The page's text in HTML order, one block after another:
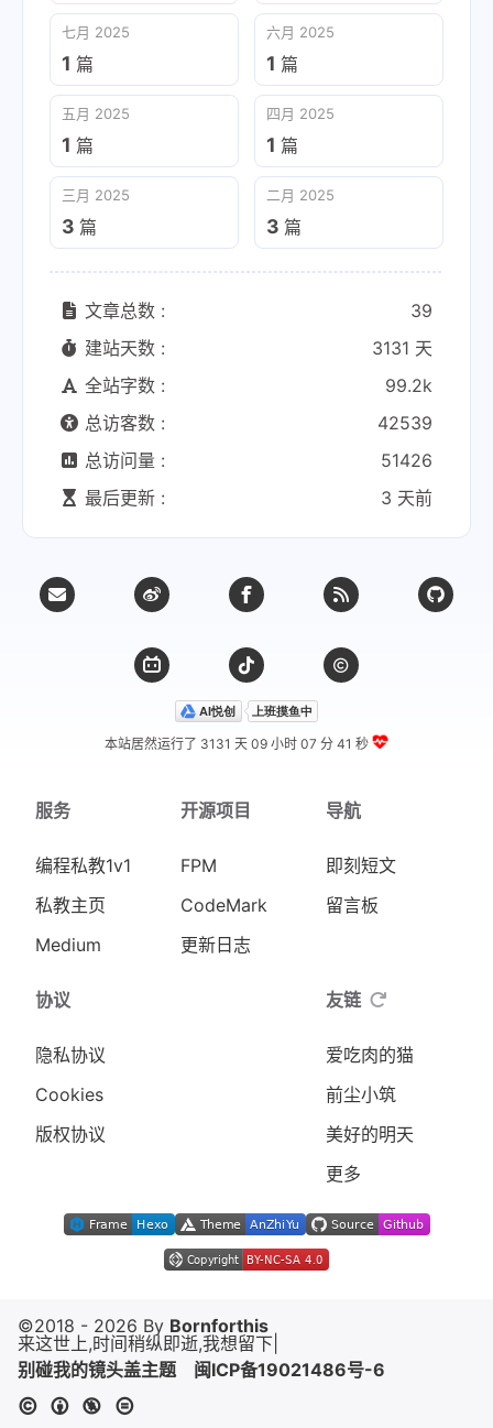
七月 2025
1 篇
六月 2025
1 篇
五月 2025
1 篇
四月 2025
1 篇
三月 2025
3 篇
二月 2025
3 篇
文章总数 :
39
建站天数 :
3131 天
全站字数 :
99.2k
总访客数 :
42539
总访问量 :
51426
最后更新 :
3 天前
本站居然运行了 3131 天09 小时 07 分 41 秒
服务
编程私教1v1
私教主页
Medium
开源项目
FPM
CodeMark
更新日志
导航
即刻短文
留言板
协议
隐私协议
Cookies
版权协议
友链
爱吃肉的猫
前尘小筑
美好的明天
更多
©2018 - 2026 By Bornforthis
来这世上,时间稍纵即逝,我想留下意
别碰我的镜头盖主题
闽ICP备19021486号-6